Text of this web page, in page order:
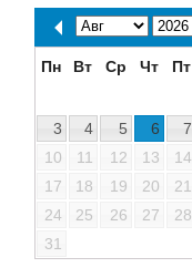
Пн Вт Ср Чт Пт
3
4 5 6 7
10
11 12 13 14
17
18 19 20 21
24
25 26 27 28
31